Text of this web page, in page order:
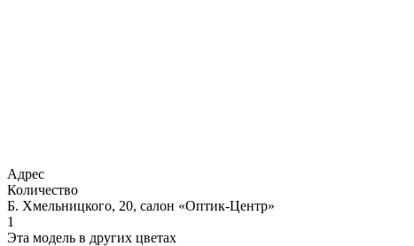
Адрес
Количество
Б. Хмельницкого, 20, салон «Оптик-Центр»
1
Эта модель в других цветах